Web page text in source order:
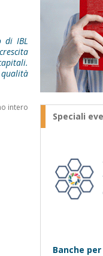
di IBL
intero
Speciali
Banche